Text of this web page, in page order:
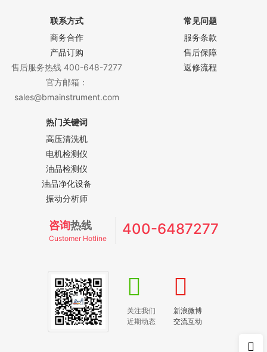
联系方式
商务合作
产品订购
售后服务热线 400-648-7277
官方邮箱：
sales@bmainstrument.com
常见问题
服务条款
售后保障
返修流程
热门关键词
高压清洗机
电机检测仪
油品检测仪
油品净化设备
振动分析师
咨询热线
Customer Hotline
400-6487277
关注我们
近期动态
新浪微博
交流互动